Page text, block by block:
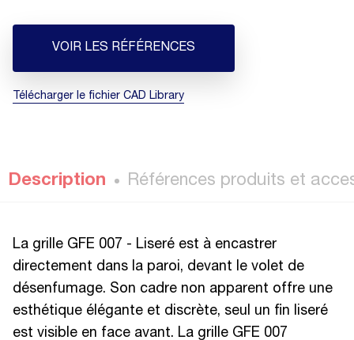
VOIR LES RÉFÉRENCES
Télécharger le fichier CAD Library
Description Références produits et
La grille GFE 007 - Liseré est à encastrer
directement dans la paroi, devant le volet de
désenfumage. Son cadre non apparent offre une
esthétique élégante et discrète, seul un fin liseré
est visible en face avant. La grille GFE 007